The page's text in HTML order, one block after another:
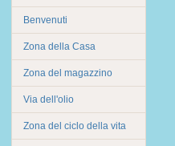
Benvenuti
Zona della Casa
Zona del magazzino
Via dell'olio
Zona del ciclo della vita